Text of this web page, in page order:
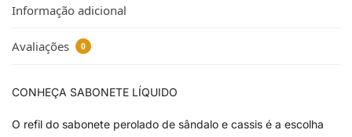
Informação adicional
Avaliações 0
CONHEÇA SABONETE LÍQUIDO
O refil do sabonete perolado de sândalo e cassis é a escolha